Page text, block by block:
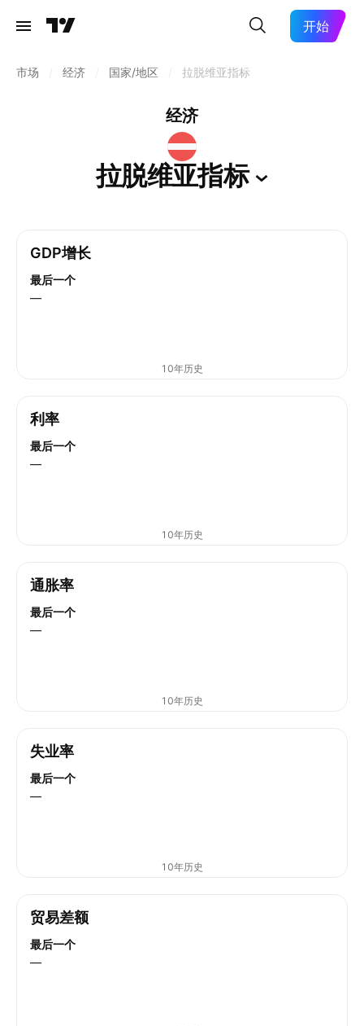
开始
市场 经济 国家/地区 拉脱维亚指标
经济
拉脱维亚指标
GDP增长
最后一个
—
10年历史
利率
最后一个
—
10年历史
通胀率
最后一个
—
10年历史
失业率
最后一个
—
10年历史
贸易差额
最后一个
—